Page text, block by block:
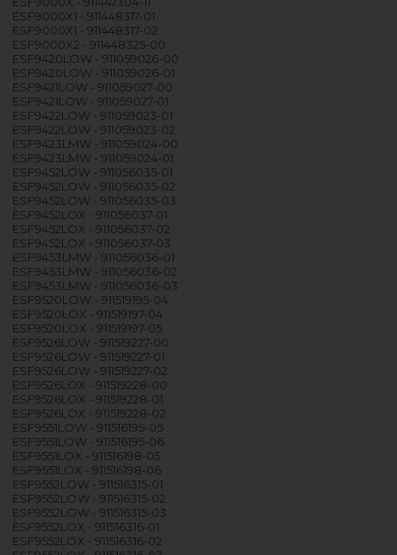
ESF9000X1 - 911448317-01
ESF9000X1 - 911448317-02
ESF9000X2 - 911448325-00
ESF9420LOW - 911059026-00
ESF9420LOW - 911059026-01
ESF9421LOW - 911059027-00
ESF9421LOW - 911059027-01
ESF9422LOW - 911059023-01
ESF9422LOW - 911059023-02
ESF9423LMW - 911059024-00
ESF9423LMW - 911059024-01
ESF9452LOW - 911056035-01
ESF9452LOW - 911056035-02
ESF9452LOW - 911056035-03
ESF9452LOX - 911056037-01
ESF9452LOX - 911056037-02
ESF9452LOX - 911056037-03
ESF9453LMW - 911056036-01
ESF9453LMW - 911056036-02
ESF9453LMW - 911056036-03
ESF9520LOW - 911519195-04
ESF9520LOX - 911519197-04
ESF9520LOX - 911519197-05
ESF9526LOW - 911519227-00
ESF9526LOW - 911519227-01
ESF9526LOW - 911519227-02
ESF9526LOX - 911519228-00
ESF9526LOX - 911519228-01
ESF9526LOX - 911519228-02
ESF9551LOW - 911516195-05
ESF9551LOW - 911516195-06
ESF9551LOX - 911516198-05
ESF9551LOX - 911516198-06
ESF9552LOW - 911516315-01
ESF9552LOW - 911516315-02
ESF9552LOW - 911516315-03
ESF9552LOX - 911516316-01
ESF9552LOX - 911516316-02